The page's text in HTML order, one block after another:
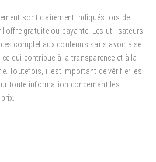
sont clairement indiqués lors de
gratuite ou payante. Les utilisateurs
complet aux contenus sans avoir à se
qui contribue à la transparence et à la
Toutefois, il est important de vérifier les
toute information concernant les